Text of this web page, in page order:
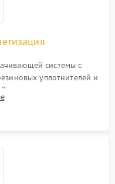
системы с
уплотнителей и
корпуса
или аргоном для